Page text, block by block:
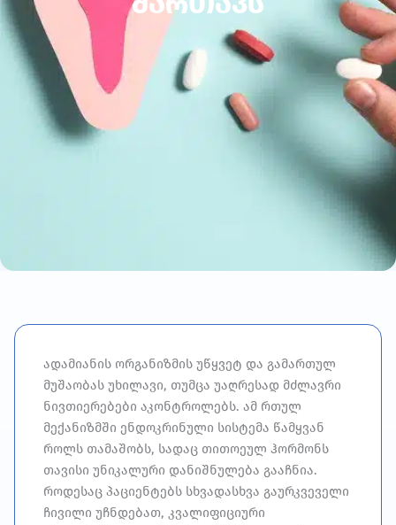
ადამიანის ორგანიზმის უწყვეტ და გამართულ
მუშაობას უხილავი, თუმცა უაღრესად მძლავრი
ნივთიერებები აკონტროლებს. ამ რთულ
მექანიზმში ენდოკრინული სისტემა წამყვან
როლს თამაშობს, სადაც თითოეულ ჰორმონს
თავისი უნიკალური დანიშნულება გააჩნია.
როდესაც პაციენტებს სხვადასხვა გაურკვეველი
ჩივილი უჩნდებათ, კვალიფიციური